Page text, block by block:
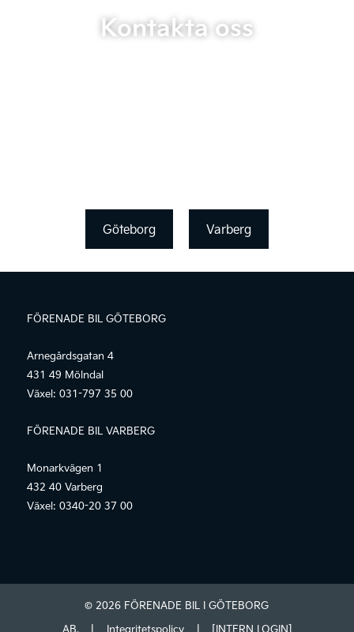
Kontakta oss
Göteborg Varberg
FÖRENADE BIL GÖTEBORG
Arnegårdsgatan 4
431 49 Mölndal
Växel: 031-797 35 00
FÖRENADE BIL VARBERG
Monarkvägen 1
432 40 Varberg
Växel: 0340-20 37 00
© 2026 FÖRENADE BIL I GÖTEBORG
AB.
| Integritetspolicy | [INTERN LOGIN]